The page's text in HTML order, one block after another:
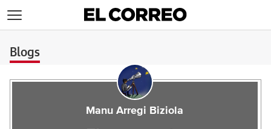
Blogs
Manu Arregi Biziola